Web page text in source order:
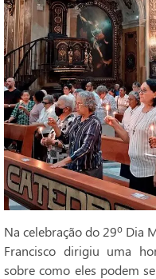
Na celebração do 29º Dia
Francisco dirigiu uma
sobre como eles podem